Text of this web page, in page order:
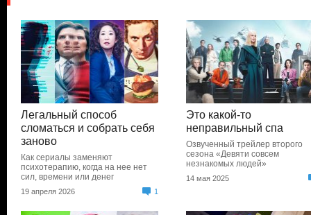
Легальный способ
сломаться и собрать себя
заново
Как сериалы заменяют
психотерапию, когда на нее нет
сил, времени или денег
19 апреля 2026 1
Это какой-то
неправильный спа
Озвученный трейлер второго
сезона «Девяти совсем
незнакомых людей»
14 мая 2025